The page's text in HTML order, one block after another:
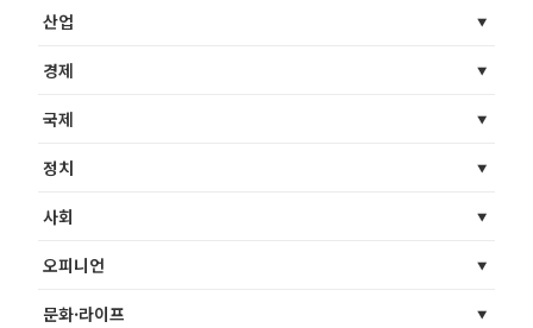
산업
경제
국제
정치
사회
오피니언
문화·라이프